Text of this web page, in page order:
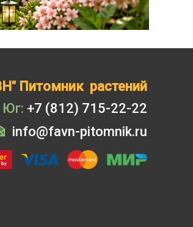
Питомник растений
Юг: +7 (812) 715-22-22
info@favn-pitomnik.ru